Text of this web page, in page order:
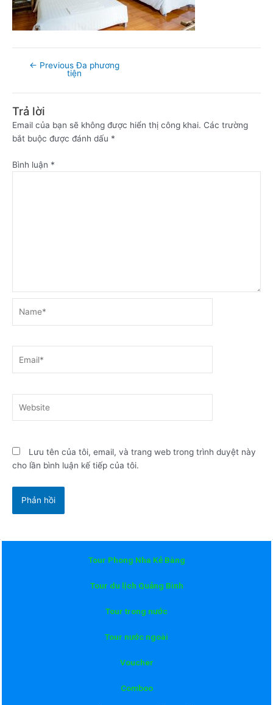
← Previous Đa phương
tiện
Trả lời
Email của bạn sẽ không được hiển thị công khai. Các trường
bắt buộc được đánh dấu *
Bình luận *
Lưu tên của tôi, email, và trang web trong trình duyệt này
cho lần bình luận kế tiếp của tôi.
Tour Phong Nha Kẻ Bàng
Tour du lịch Quảng Bình
Tour trong nước
Tour nước ngoài
Voucher
Comboo